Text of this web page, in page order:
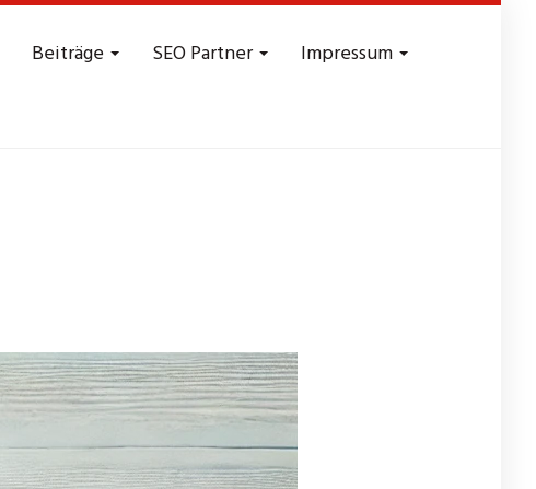
Beiträge SEO Partner Impressum